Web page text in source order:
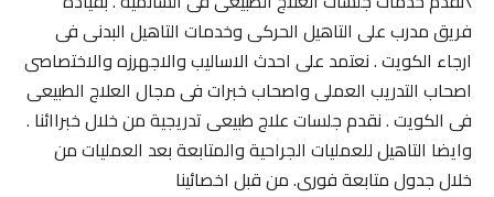
فريق مدرب على التاهيل الحركى وخدمات التاهيل البدنى فى
ارجاء الكويت . نعتمد على احدث الاساليب والاجهرزه والاختصاصى
اصحاب التدريب العملى واصحاب خبرات فى مجال العلاج الطبيعى
فى الكويت . نقدم جلسات علاج طبيعى تدريجية من خلال خبراائنا .
وايضا التاهيل للعمليات الجراحية والمتابعة بعد العمليات من
خلال جدول متابعة فورى. من قبل اخصائينا